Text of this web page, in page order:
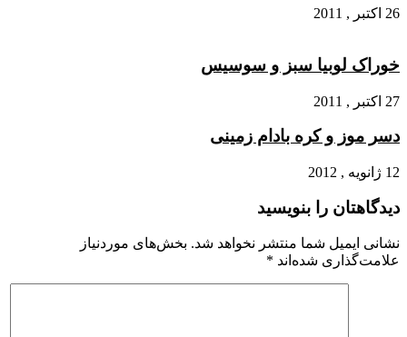
26 اکتبر , 2011
خوراک لوبیا سبز و سوسیس
27 اکتبر , 2011
دسر موز و کره بادام زمینی
12 ژانویه , 2012
دیدگاهتان را بنویسید
نشانی ایمیل شما منتشر نخواهد شد. بخش‌های موردنیاز
علامت‌گذاری شده‌اند *